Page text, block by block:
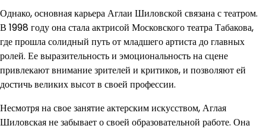
Однако, основная карьера Аглаи Шиловской связана с театром.
В 1998 году она стала актрисой Московского театра Табакова,
где прошла солидный путь от младшего артиста до главных
ролей. Ее выразительность и эмоциональность на сцене
привлекают внимание зрителей и критиков, и позволяют ей
достичь великих высот в своей профессии.
Несмотря на свое занятие актерским искусством, Аглая
Шиловская не забывает о своей образовательной работе. Она